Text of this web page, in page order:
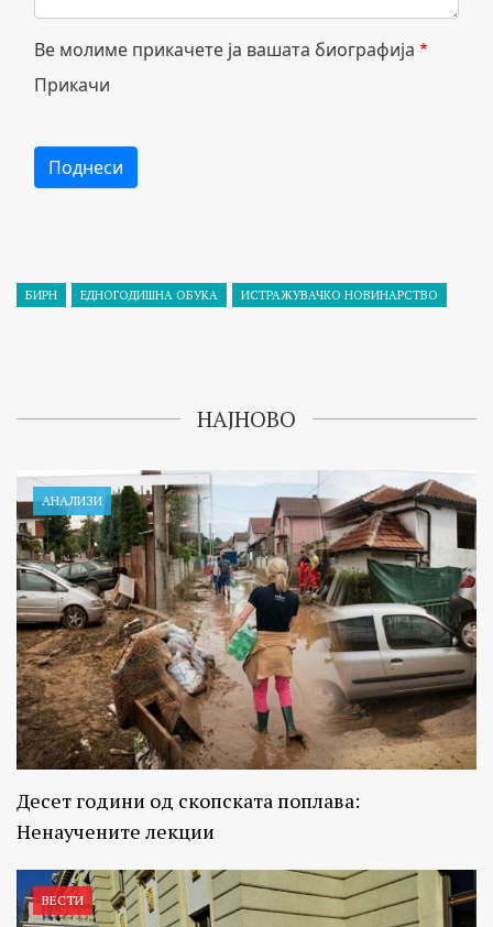
БИРН ЕДНОГОДИШНА ОБУКА ИСТРАЖУВАЧКО НОВИНАРСТВО
НАЈНОВО
АНАЛИЗИ
Десет години од скопската поплава:
Ненаучените лекции
ВЕСТИ